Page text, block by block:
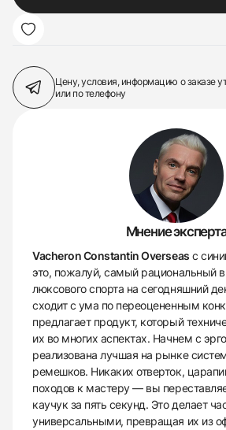
Цену, условия, информацию о заказе
или по телефону
Мнение
Vacheron Constantin Overseas с
это, пожалуй, самый рациональный
люксового спорта на сегодняшний
сходит с ума по переоцененным
предлагает продукт, который
их во многих аспектах. Начнем с
реализована лучшая на рынке
ремешков. Никаких отверток,
походов к мастеру — вы
каучук за пять секунд. Это делает
универсальными, превращая их из